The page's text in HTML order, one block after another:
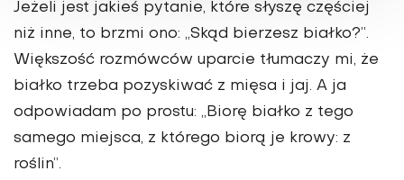
Jeżeli jest jakieś pytanie, które słyszę częściej
niż inne, to brzmi ono: „Skąd bierzesz białko?”.
Większość rozmówców uparcie tłumaczy mi, że
białko trzeba pozyskiwać z mięsa i jaj. A ja
odpowiadam po prostu: „Biorę białko z tego
samego miejsca, z którego biorą je krowy: z
roślin”.